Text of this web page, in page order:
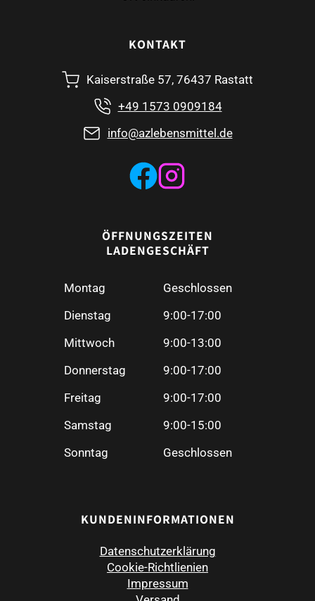
KONTAKT
Kaiserstraße 57, 76437 Rastatt
+49 1573 0909184
info@azlebensmittel.de
ÖFFNUNGSZEITEN
LADENGESCHÄFT
Montag
Geschlossen
Dienstag
9:00-17:00
Mittwoch
9:00-13:00
Donnerstag
9:00-17:00
Freitag
9:00-17:00
Samstag
9:00-15:00
Sonntag
Geschlossen
KUNDENINFORMATIONEN
Datenschutzerklärung
Cookie-Richtlienien
Impressum